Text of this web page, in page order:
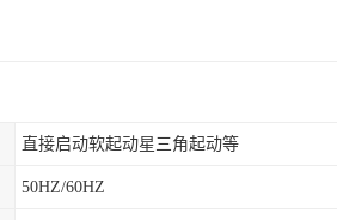
直接启动软起动星三角起动等
50HZ/60HZ